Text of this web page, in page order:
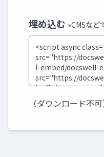
埋め込む »CMSなど
（ダウンロード不可